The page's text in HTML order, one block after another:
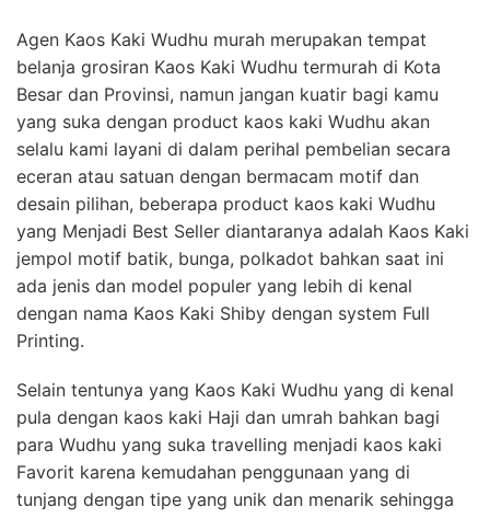
Agen Kaos Kaki Wudhu murah merupakan tempat
belanja grosiran Kaos Kaki Wudhu termurah di Kota
Besar dan Provinsi, namun jangan kuatir bagi kamu
yang suka dengan product kaos kaki Wudhu akan
selalu kami layani di dalam perihal pembelian secara
eceran atau satuan dengan bermacam motif dan
desain pilihan, beberapa product kaos kaki Wudhu
yang Menjadi Best Seller diantaranya adalah Kaos Kaki
jempol motif batik, bunga, polkadot bahkan saat ini
ada jenis dan model populer yang lebih di kenal
dengan nama Kaos Kaki Shiby dengan system Full
Printing.
Selain tentunya yang Kaos Kaki Wudhu yang di kenal
pula dengan kaos kaki Haji dan umrah bahkan bagi
para Wudhu yang suka travelling menjadi kaos kaki
Favorit karena kemudahan penggunaan yang di
tunjang dengan tipe yang unik dan menarik sehingga